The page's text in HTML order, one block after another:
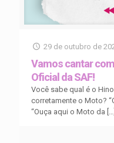
29 de outubro de
Vamos cantar
Oficial da SAF!
Você sabe qual é o
corretamente o Moto?
“Ouça aqui o Moto da […]